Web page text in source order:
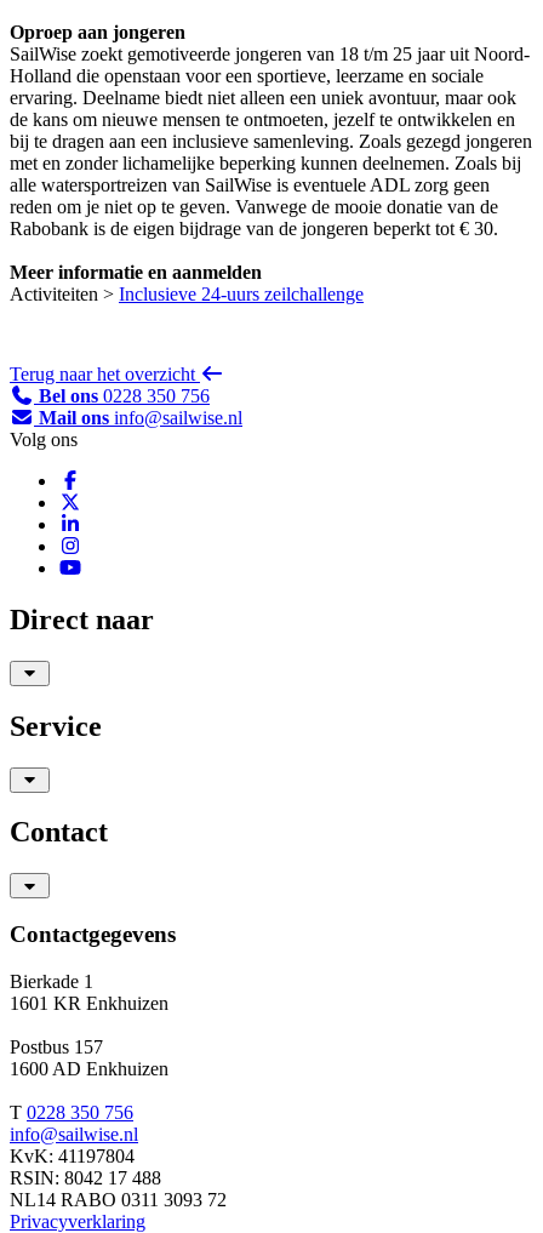
Oproep aan jongeren
SailWise zoekt gemotiveerde jongeren van 18 t/m 25 jaar uit Noord-
Holland die openstaan voor een sportieve, leerzame en sociale
ervaring. Deelname biedt niet alleen een uniek avontuur, maar ook
de kans om nieuwe mensen te ontmoeten, jezelf te ontwikkelen en
bij te dragen aan een inclusieve samenleving. Zoals gezegd jongeren
met en zonder lichamelijke beperking kunnen deelnemen. Zoals bij
alle watersportreizen van SailWise is eventuele ADL zorg geen
reden om je niet op te geven. Vanwege de mooie donatie van de
Rabobank is de eigen bijdrage van de jongeren beperkt tot € 30.
Meer informatie en aanmelden
Activiteiten > Inclusieve 24-uurs zeilchallenge
Terug naar het overzicht
Bel ons 0228 350 756
Mail ons info@sailwise.nl
Volg ons
Direct naar
Service
Contact
Contactgegevens
Bierkade 1
1601 KR Enkhuizen
Postbus 157
1600 AD Enkhuizen
T 0228 350 756
info@sailwise.nl
KvK: 41197804
RSIN: 8042 17 488
NL14 RABO 0311 3093 72
Privacyverklaring